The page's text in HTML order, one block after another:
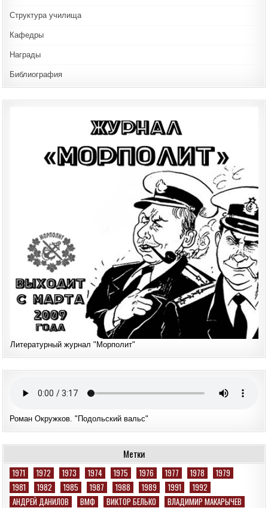
Структура училища
Кафедры
Награды
Библиография
Литературный журнал "Морполит"
Роман Окружков. "Подольский вальс"
Метки
1971 1972 1973 1974 1975 1976 1977 1978
1979
1981
1982 1985 1987 1988 1989 1991
1992
АНДРЕЙ ДАНИЛОВ
ВМФ ВИКТОР БЕЛЬКО ВЛАДИМИР МАКАРЫЧЕВ